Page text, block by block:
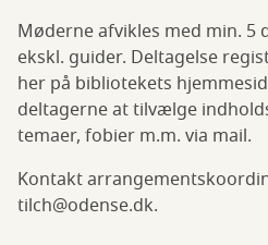
Møderne afvikles med min. 5
ekskl. guider. Deltagelse
her på bibliotekets
deltagerne at tilvælge
temaer, fobier m.m. via mail.
Kontakt
tilch@odense.dk.